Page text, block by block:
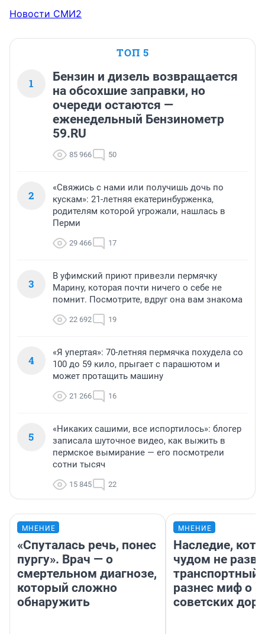
Новости СМИ2
ТОП 5
1
Бензин и дизель возвращается
на обсохшие заправки, но
очереди остаются —
еженедельный Бензинометр
59.RU
85 966 50
2
«Свяжись с нами или получишь дочь по
кускам»: 21-летняя екатеринбурженка,
родителям которой угрожали, нашлась в
Перми
29 466 17
3
В уфимский приют привезли пермячку
Марину, которая почти ничего о себе не
помнит. Посмотрите, вдруг она вам знакома
22 692 19
4
«Я упертая»: 70-летняя пермячка похудела со
100 до 59 кило, прыгает с парашютом и
может протащить машину
21 266 16
5
«Никаких сашими, все испортилось»: блогер
записала шуточное видео, как выжить в
пермское вымирание — его посмотрели
сотни тысяч
15 845 22
МНЕНИЕ
«Спуталась речь, понес
пургу». Врач — о
смертельном диагнозе,
который сложно
обнаружить
МНЕНИЕ
Наследие,
чудом не
транспортный
разнес миф о
советских